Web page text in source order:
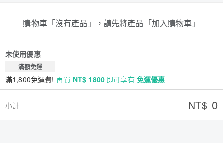
購物車「沒有產品」，請先將產品「加入購物車」
未使用優惠
滿額免運
滿1,800免運費! 再買 NT$ 1800即可享有 免運優惠
小計 NT$ 0